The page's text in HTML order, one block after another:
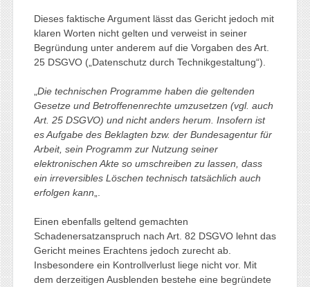
Dieses faktische Argument lässt das Gericht jedoch mit
klaren Worten nicht gelten und verweist in seiner
Begründung unter anderem auf die Vorgaben des Art.
25 DSGVO („Datenschutz durch Technikgestaltung“).
Die technischen Programme haben die geltenden
Gesetze und Betroffenenrechte umzusetzen (vgl. auch
Art. 25 DSGVO) und nicht anders herum. Insofern ist
es Aufgabe des Beklagten bzw. der Bundesagentur für
Arbeit, sein Programm zur Nutzung seiner
elektronischen Akte so umschreiben zu lassen, dass
ein irreversibles Löschen technisch tatsächlich auch
erfolgen kann
Einen ebenfalls geltend gemachten
Schadenersatzanspruch nach Art. 82 DSGVO lehnt das
Gericht meines Erachtens jedoch zurecht ab.
Insbesondere ein Kontrollverlust liege nicht vor. Mit
dem derzeitigen Ausblenden bestehe eine begründete